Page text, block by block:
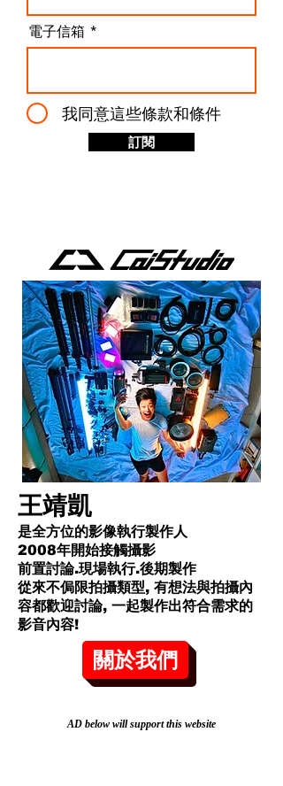
電子信箱
我同意這些條款和條件
訂閱
王靖凱
是全方位的影像執行製作人
2008年開始接觸攝影
前置討論.現場執行.後期製作
從來不侷限拍攝類型, 有想法與拍攝內
容都歡迎討論, 一起製作出符合需求的
影音內容!​
關於我們
AD below will support this website